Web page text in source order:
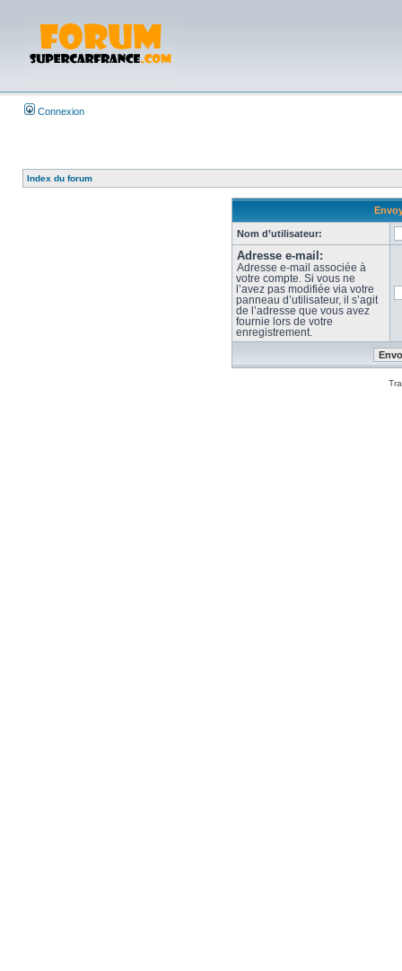
Connexion
Index du forum
Nom d’utilisateur:
Adresse e-mail:
Adresse e-mail associée à
votre compte. Si vous ne
l’avez pas modifiée via votre
panneau d’utilisateur, il s’agit
de l’adresse que vous avez
fournie lors de votre
enregistrement.